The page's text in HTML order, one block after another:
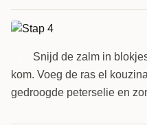
Snijd de zalm in
kom. Voeg de ras el
gedroogde peterselie en